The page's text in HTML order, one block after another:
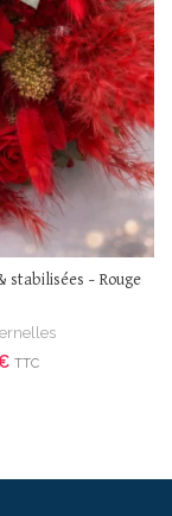
stabilisées – Rouge
TTC